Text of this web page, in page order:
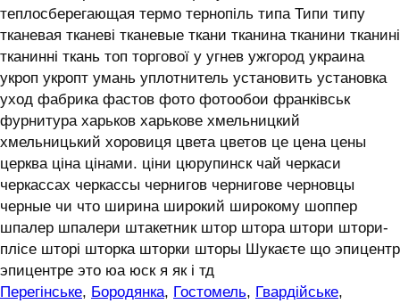
теплосберегающая термо тернопіль типа Типи типу
тканевая тканеві тканевые ткани тканина тканини тканині
тканинні ткань топ торгової у угнев ужгород украина
укроп укропт умань уплотнитель установить установка
уход фабрика фастов фото фотообои франківськ
фурнитура харьков харькове хмельницкий
хмельницький хоровиця цвета цветов це цена цены
церква ціна цінами. ціни цюрупинск чай черкаси
черкассах черкассы чернигов чернигове черновцы
черные чи что ширина широкий широкому шоппер
шпалер шпалери штакетник штор штора штори штори-
плісе шторі шторка шторки шторы Шукаєте що эпицентр
эпицентре это юа юск я як і тд
Перегінське, Бородянка, Гостомель, Гвардійське,